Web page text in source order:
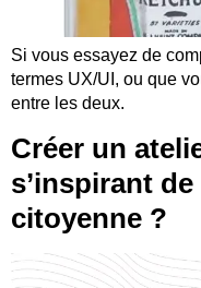
Si vous essayez de
termes UX/UI, ou que
entre les deux.
Créer un
s’inspirant
citoyenne ?